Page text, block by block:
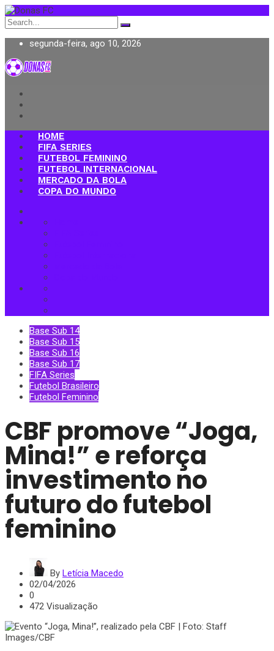
Search
for:
segunda-feira, ago 10, 2026
Donas FC
HOME
FIFA SERIES
FUTEBOL FEMININO
FUTEBOL INTERNACIONAL
MERCADO DA BOLA
COPA DO MUNDO
Base Sub 14
Base Sub 15
Base Sub 16
Base Sub 17
FIFA Series
Futebol Brasileiro
Futebol Feminino
CBF promove “Joga,
Mina!” e reforça
investimento no
futuro do futebol
feminino
By Letícia Macedo
02/04/2026
0
472 Visualização